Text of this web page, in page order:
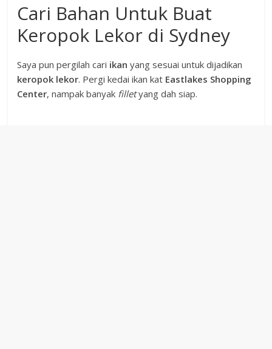
Cari Bahan Untuk Buat
Keropok Lekor di Sydney
Saya pun pergilah cari ikan yang sesuai untuk dijadikan
keropok lekor. Pergi kedai ikan kat Eastlakes Shopping
Center, nampak banyak filletyang dah siap.